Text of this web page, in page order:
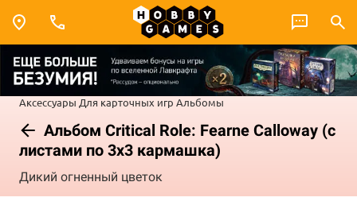
Аксессуары Для карточных игр Альбомы
Альбом Critical Role: Fearne Calloway (с
листами по 3x3 кармашка)
Дикий огненный цветок